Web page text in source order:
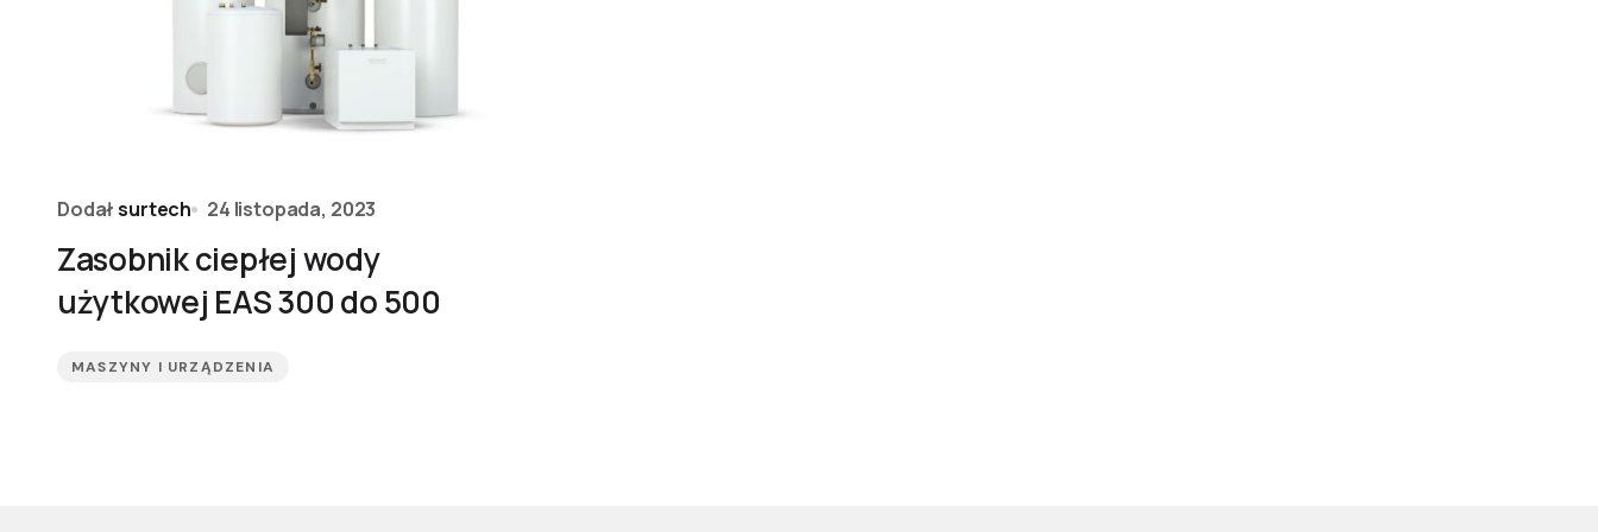
Dodałsurtech 24 listopada, 2023
Zasobnik ciepłej wody
użytkowej EAS 300 do 500
MASZYNY I URZĄDZENIA